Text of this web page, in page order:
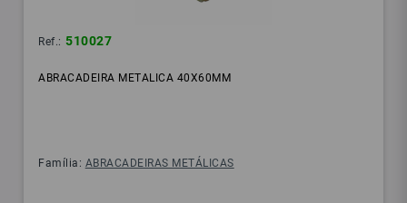
Ref.: 510027
ABRACADEIRA METALICA 40X60MM
Família: ABRACADEIRAS METÁLICAS